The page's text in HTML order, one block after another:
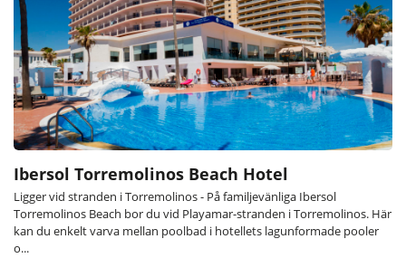
Ibersol Torremolinos Beach Hotel
Ligger vid stranden i Torremolinos - På familjevänliga Ibersol
Torremolinos Beach bor du vid Playamar-stranden i Torremolinos. Här
kan du enkelt varva mellan poolbad i hotellets lagunformade pooler
o...